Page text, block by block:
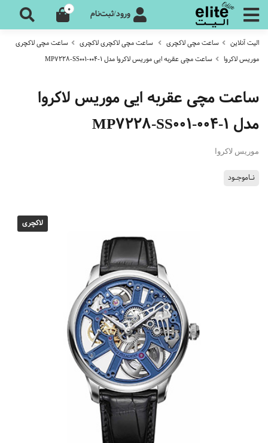
ورود/ثبت‌نام 0
الیت آنلاین ساعت مچی لاکچری ساعت مچی لاکچری لاکچری
ساعت مچی لاکچری
موریس لاکروا
ساعت مچی عقربه ایی موریس لاکروا مدل MP7228-SS001-004-1
ساعت مچی عقربه ایی موریس لاکروا
مدل MP7228-SS001-004-1
موریس لاکروا
نـاموجـود
لاکچری